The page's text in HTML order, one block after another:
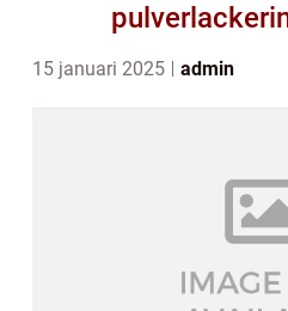
15 januari 2025 admin